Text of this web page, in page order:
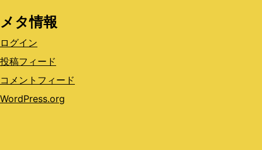
メタ情報
ログイン
投稿フィード
コメントフィード
WordPress.org